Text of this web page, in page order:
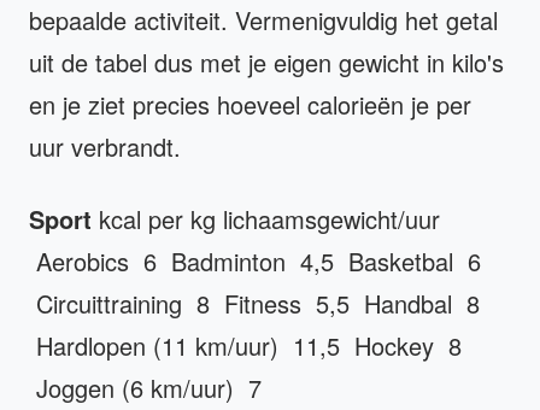
bepaalde activiteit. Vermenigvuldig het getal
uit de tabel dus met je eigen gewicht in kilo's
en je ziet precies hoeveel calorieën je per
uur verbrandt.
Sport kcal per kg lichaamsgewicht/uur
Aerobics 6 Badminton 4,5 Basketbal 6
Circuittraining 8 Fitness 5,5 Handbal 8
Hardlopen (11 km/uur) 11,5 Hockey 8
Joggen (6 km/uur) 7